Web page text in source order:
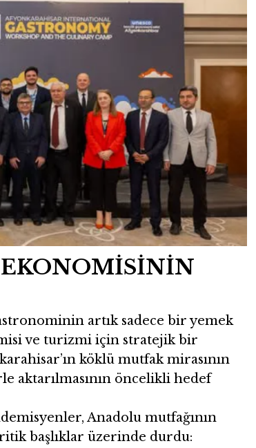
artık sadece bir yemek
ve turizmi için stratejik bir
köklü mutfak mirasının
aktarılmasının öncelikli hedef
Anadolu mutfağının
başlıklar üzerinde durdu: